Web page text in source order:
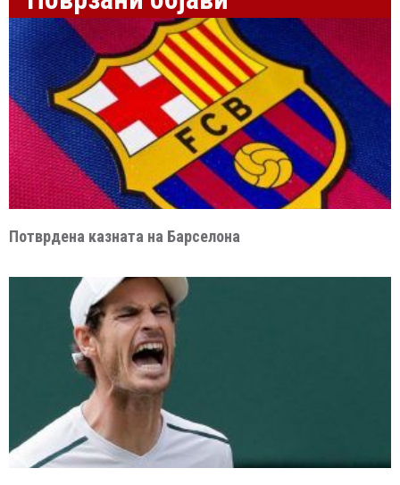
Потврдена казната на Барселона